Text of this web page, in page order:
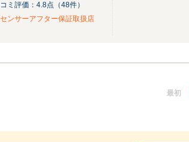
ミ評価： 4.8点（48件）
ンサーアフター保証取扱店
最初